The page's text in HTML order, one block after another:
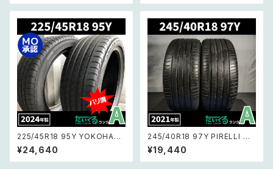
クト 200 【21年製】4本セット
クト5 【1本バラ売り AOマーク】1
225/45R18 95Y YOKOHAM
A ADVAN Sport V105 ヨコハ
マアドバンスポーツV105 【MO
ベンツ承認タイヤ 24年製 バリ
¥24,640
245/40R18 97Y PIRELLI Cin
turato P7 ピレリチントゥラート
ピー7 【21年製 】2本セット
¥19,440